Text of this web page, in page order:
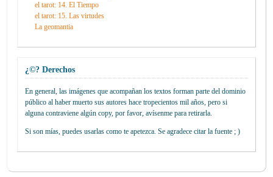
el tarot: 14. El Tiempo
el tarot: 15. Las virtudes
La geomantia
¿©? Derechos
En general, las imágenes que acompañan los textos forman parte del dominio
público al haber muerto sus autores hace tropecientos mil años, pero si
alguna contraviene algún copy, por favor, avísenme para retirarla.
Si son mías, puedes usarlas como te apetezca. Se agradece citar la fuente ; )